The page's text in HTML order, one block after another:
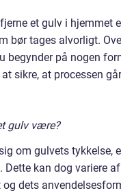
et gulv i hjemmet
bør tages alvorligt.
begynder på nogen
sikre, at processen
gulv være?
om gulvets tykkelse,
Dette kan dog variere
dets